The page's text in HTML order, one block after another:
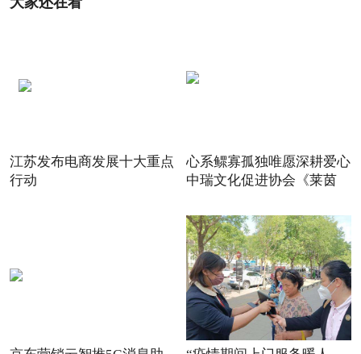
江苏发布电商发展十大重点
行动
心系鳏寡孤独唯愿深耕爱心
中瑞文化促进协会《莱茵